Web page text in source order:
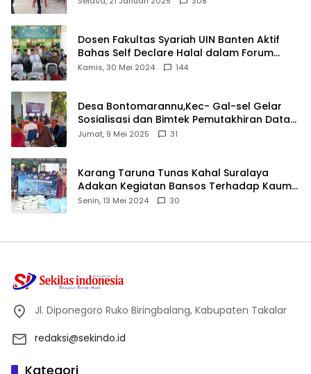
Dosen Fakultas Syariah UIN Banten Aktif
Bahas Self Declare Halal dalam Forum
Ijtima Ulama MUI
Kamis, 30 Mei 2024 144
Desa Bontomarannu,Kec- Gal-sel Gelar
Sosialisasi dan Bimtek Pemutakhiran Data
ID
Jumat, 9 Mei 2025 31
Karang Taruna Tunas Kahal Suralaya
Adakan Kegiatan Bansos Terhadap Kaum
Dhuafa dan Anak Yatim-Piatu
Senin, 13 Mei 2024 30
Jl. Diponegoro Ruko Biringbalang, Kabupaten Takalar
redaksi@sekindo.id
Kategori